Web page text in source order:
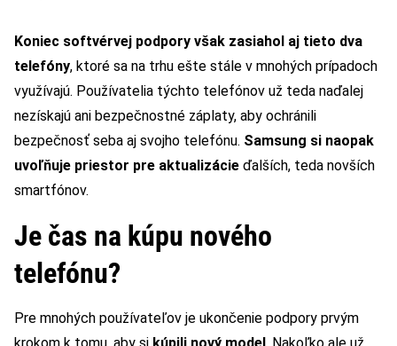
Koniec softvérvej podpory však zasiahol aj tieto dva
telefóny, ktoré sa na trhu ešte stále v mnohých prípadoch
využívajú. Používatelia týchto telefónov už teda naďalej
nezískajú ani bezpečnostné záplaty, aby ochránili
bezpečnosť seba aj svojho telefónu. Samsung si naopak
uvoľňuje priestor pre aktualizácie ďalších, teda novších
smartfónov.
Je čas na kúpu nového
telefónu?
Pre mnohých používateľov je ukončenie podpory prvým